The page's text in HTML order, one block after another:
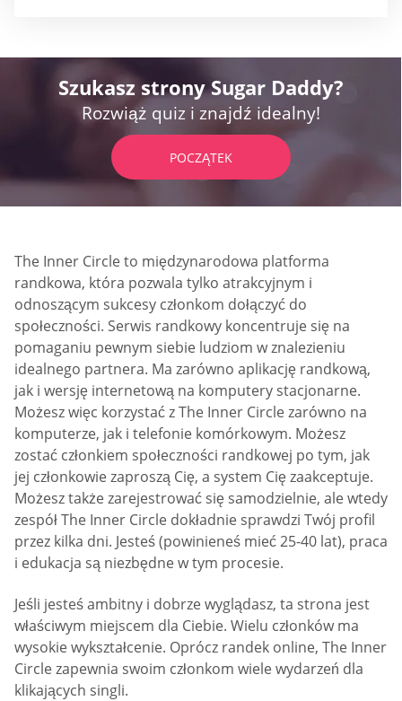
Szukasz strony Sugar Daddy?
Rozwiąż quiz i znajdź idealny!
POCZĄTEK
The Inner Circle to międzynarodowa platforma
randkowa, która pozwala tylko atrakcyjnym i
odnoszącym sukcesy członkom dołączyć do
społeczności. Serwis randkowy koncentruje się na
pomaganiu pewnym siebie ludziom w znalezieniu
idealnego partnera. Ma zarówno aplikację randkową,
jak i wersję internetową na komputery stacjonarne.
Możesz więc korzystać z The Inner Circle zarówno na
komputerze, jak i telefonie komórkowym. Możesz
zostać członkiem społeczności randkowej po tym, jak
jej członkowie zaproszą Cię, a system Cię zaakceptuje.
Możesz także zarejestrować się samodzielnie, ale wtedy
zespół The Inner Circle dokładnie sprawdzi Twój profil
przez kilka dni. Jesteś (powinieneś mieć 25-40 lat), praca
i edukacja są niezbędne w tym procesie.
Jeśli jesteś ambitny i dobrze wyglądasz, ta strona jest
właściwym miejscem dla Ciebie. Wielu członków ma
wysokie wykształcenie. Oprócz randek online, The Inner
Circle zapewnia swoim członkom wiele wydarzeń dla
klikających singli.